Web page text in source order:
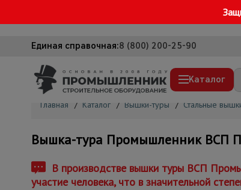
Единая справочная:8 (800) 200-25-90
Каталог
Вышки-туры
Подмости строительные
Сетка, тенты, брезенты
Главная / Каталог / Вышки-туры / Стальные
Вышка-тура Промышленник ВСП
В производстве вышки туры ВСП
участие человека, что в значительной